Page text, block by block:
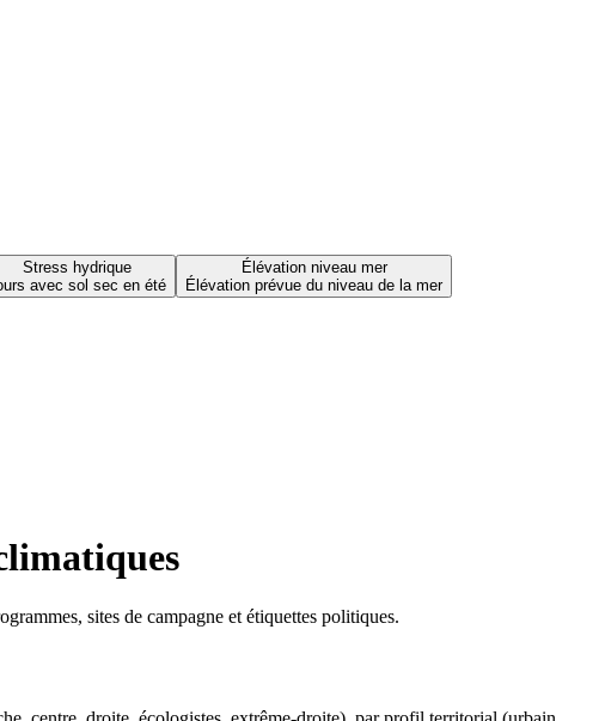
Stress hydrique
avec sol sec en été
Élévation niveau mer
Élévation prévue du niveau de la mer
sites de campagne et étiquettes politiques.